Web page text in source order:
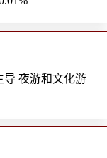
导 夜游和文化游